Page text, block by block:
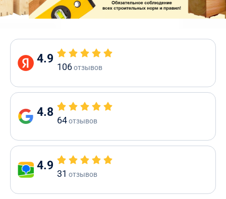
4.9
106отзывов
4.8
64отзывов
4.9
31 отзывов